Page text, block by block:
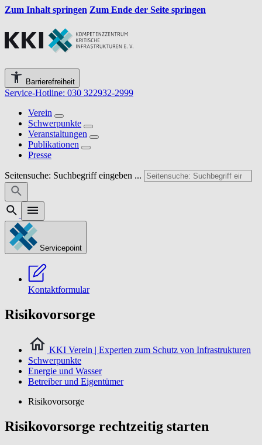
Zum Inhalt springen Zum Ende der Seite springen
Barrierefreiheit
Service-Hotline: 030 322932-2999
Verein
Schwerpunkte
Veranstaltungen
Publikationen
Presse
Seitensuche: Suchbegriff eingeben ...
Servicepoint
Kontaktformular
Risikovorsorge
KKI Verein | Experten zum Schutz von Infrastrukturen
Schwerpunkte
Energie und Wasser
Betreiber und Eigentümer
Risikovorsorge
Risikovorsorge rechtzeitig starten